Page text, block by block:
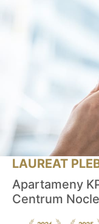
LAUREAT
Apartameny
Centrum